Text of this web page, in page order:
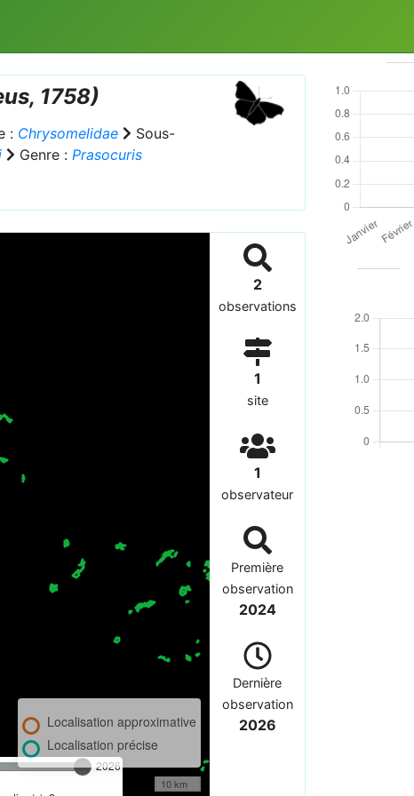
1758)
: Chrysomelidae
Sous-
Genre : Prasocuris
2026
Localisation approximative
Localisation précise
10 km
2
observations
1
site
1
observateur
Première
observation
2024
Dernière
observation
2026